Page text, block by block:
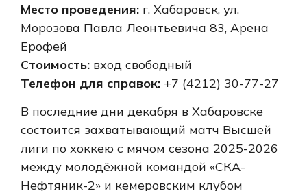
Место проведения: г. Хабаровск, ул.
Морозова Павла Леонтьевича 83, Арена
Ерофей
Стоимость: вход свободный
Телефон для справок: +7 (4212) 30-77-27
В последние дни декабря в Хабаровске
состоится захватывающий матч Высшей
лиги по хоккею с мячом сезона 2025-2026
между молодёжной командой «СКА-
Нефтяник-2» и кемеровским клубом